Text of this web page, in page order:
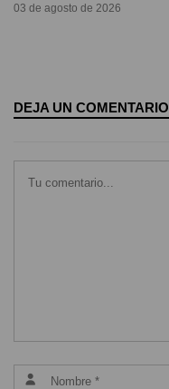
03 de agosto de 2026
DEJA UN COMENTARIO